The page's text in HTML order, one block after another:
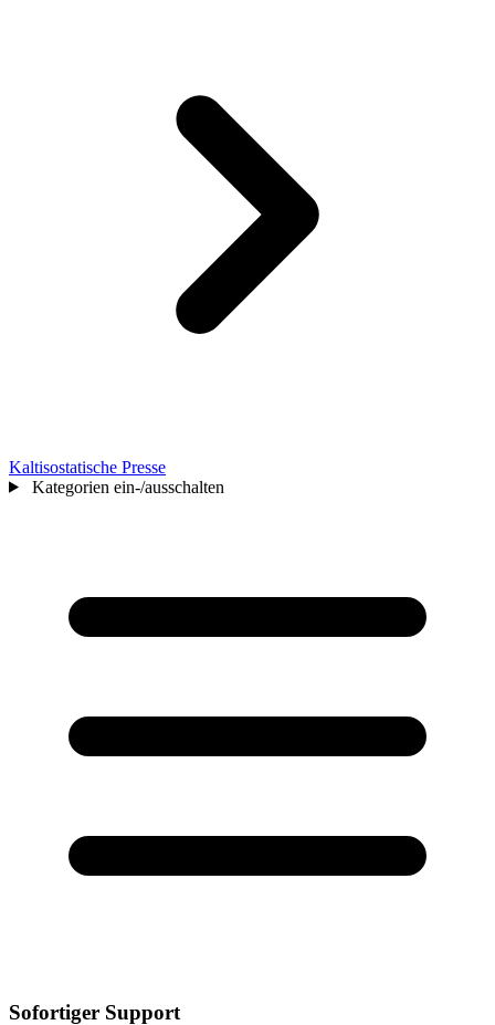
Kaltisostatische Presse
Kategorien ein-/ausschalten
Sofortiger Support